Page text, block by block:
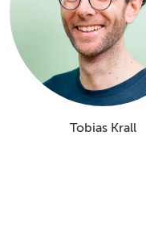
Tobias Krall